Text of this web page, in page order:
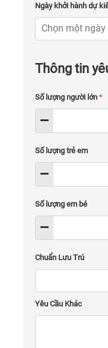
Ngày khởi hành dự
Thông tin
Số lượng người lớn *
Số lượng trẻ em
Số lượng em bé
Chuẩn Lưu Trú
Yêu Cầu Khác